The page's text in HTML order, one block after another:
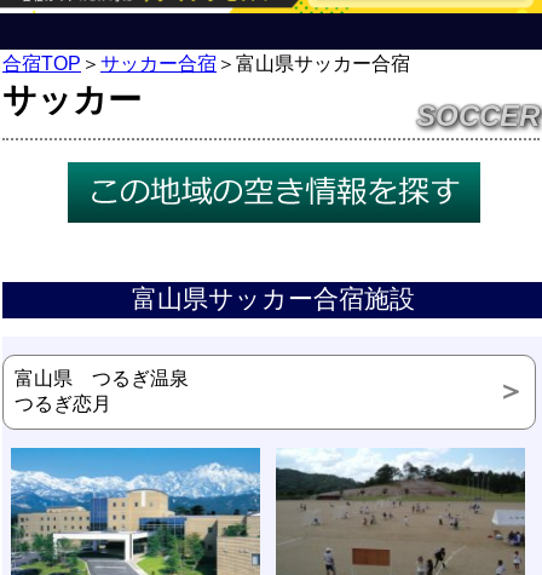
合宿TOP ＞ サッカー合宿 ＞ 富山県サッカー合宿
サッカー SOCCER
富山県サッカー合宿施設
富山県 つるぎ温泉
つるぎ恋月